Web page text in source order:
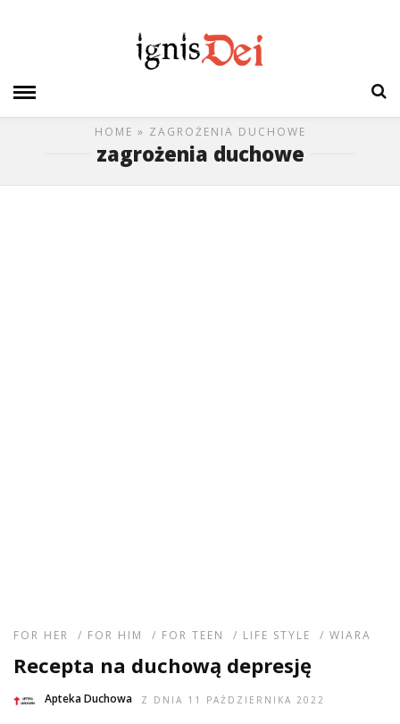
HOME » ZAGROŻENIA DUCHOWE
zagrożenia duchowe
FOR HER / FOR HIM / FOR TEEN / LIFE STYLE / WIARA
Recepta na duchową depresję
Apteka Duchowa Z DNIA 11 PAŹDZIERNIKA 2022